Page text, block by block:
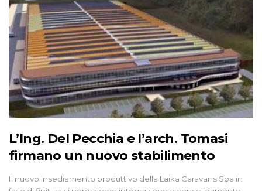
L’Ing. Del Pecchia e l’arch. Tomasi
firmano un nuovo stabilimento
Il nuovo insediamento produttivo della Laika Caravans Spa in